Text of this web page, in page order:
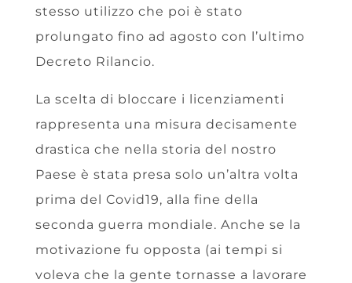
stesso utilizzo che poi è stato
prolungato fino ad agosto con l’ultimo
Decreto Rilancio.
La scelta di bloccare i licenziamenti
rappresenta una misura decisamente
drastica che nella storia del nostro
Paese è stata presa solo un’altra volta
prima del Covid19, alla fine della
seconda guerra mondiale. Anche se la
motivazione fu opposta (ai tempi si
voleva che la gente tornasse a lavorare